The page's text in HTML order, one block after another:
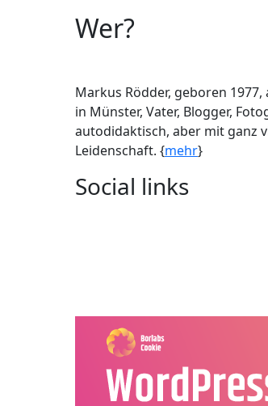
Wer?
Markus Rödder, geboren
in Münster, Vater, Blogger,
autodidaktisch, aber mit ganz
Leidenschaft. {mehr}
Social links